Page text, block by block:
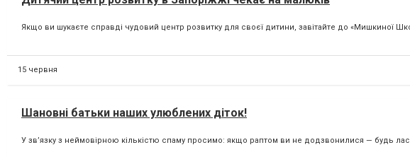
Якщо ви шукаєте справді чудовий центр розвитку для своєї дитини, завітайте до «Мишкиної
15 червня
Шановні батьки наших улюблених діток!
У зв’язку з неймовірною кількістю спаму просимо: якщо раптом ви не додзвонилися — будь